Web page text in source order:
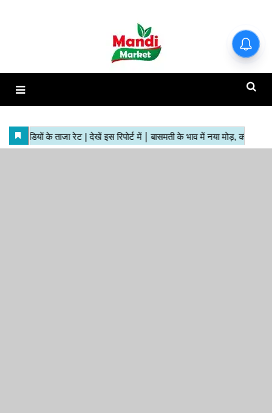
हाजिर मंडियों के ताजा रेट | देखें इस
रिपोर्ट में